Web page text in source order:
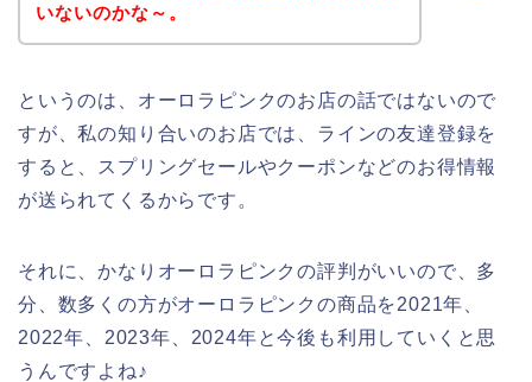
いないのかな～。
というのは、オーロラピンクのお店の話ではないので
すが、私の知り合いのお店では、ラインの友達登録を
すると、スプリングセールやクーポンなどのお得情報
が送られてくるからです。
それに、かなりオーロラピンクの評判がいいので、多
分、数多くの方がオーロラピンクの商品を2021年、
2022年、2023年、2024年と今後も利用していくと思
うんですよね♪